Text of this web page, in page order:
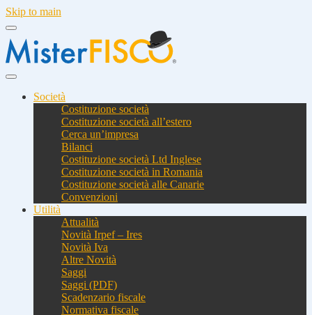
Skip to main
Società
Costituzione società
Costituzione società all’estero
Cerca un’impresa
Bilanci
Costituzione società Ltd Inglese
Costituzione società in Romania
Costituzione società alle Canarie
Convenzioni
Utilità
Attualità
Novità Irpef – Ires
Novità Iva
Altre Novità
Saggi
Saggi (PDF)
Scadenzario fiscale
Normativa fiscale